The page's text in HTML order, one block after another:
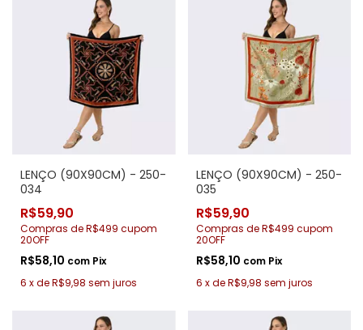
LENÇO (90X90CM) - 250-
034
R$59,90
Compras de R$499 cupom
20OFF
R$58,10 com Pix
6 xdeR$9,98 sem juros
LENÇO (90X90CM) - 250-
035
R$59,90
Compras de R$499 cupom
20OFF
R$58,10 com Pix
6 xdeR$9,98 sem juros